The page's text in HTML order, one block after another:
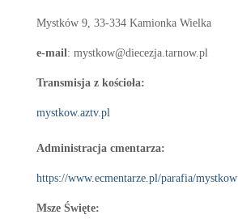
Mystków 9, 33-334 Kamionka Wielka
e-mail: mystkow@diecezja.tarnow.pl
Transmisja z kościoła:
mystkow.aztv.pl
Administracja cmentarza:
https://www.ecmentarze.pl/parafia/mystkow
Msze Święte: